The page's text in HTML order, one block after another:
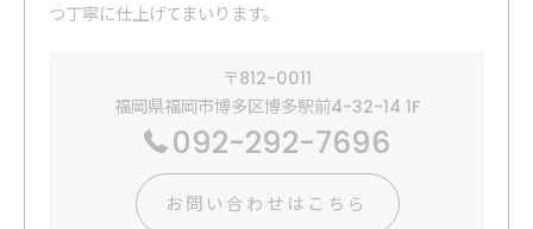
つ丁寧に仕上げてまいります。
〒812-0011
福岡県福岡市博多区博多駅前4-32-14 1F
092-292-7696
お問い合わせはこちら